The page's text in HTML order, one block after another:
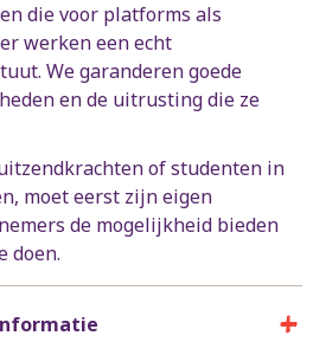
die voor platforms als
werken een echt
We garanderen goede
en de uitrusting die ze
of studenten in
moet eerst zijn eigen
de mogelijkheid bieden
doen.